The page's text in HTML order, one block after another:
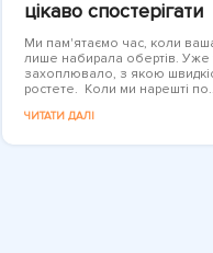
цікаво спостерігати
Ми пам'ятаємо час, коли
лише набирала обертів. Уже
захоплювало, з якою
ростете. Коли ми нарешті
ЧИТАТИ ДАЛІ